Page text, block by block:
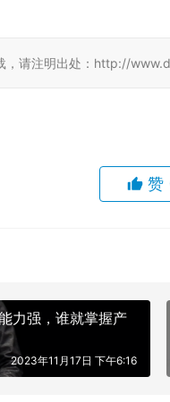
，请注明出处：http://
赞
力强，谁就掌握产
2023年11月17日 下午6:16